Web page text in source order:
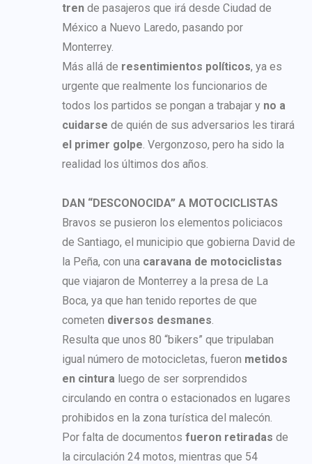
tren de pasajeros que irá desde Ciudad de
México a Nuevo Laredo, pasando por
Monterrey.
Más allá de resentimientos políticos, ya es
urgente que realmente los funcionarios de
todos los partidos se pongan a trabajar y no a
cuidarse de quién de sus adversarios les tirará
el primer golpe . Vergonzoso, pero ha sido la
realidad los últimos dos años.
DAN “DESCONOCIDA” A MOTOCICLISTAS
Bravos se pusieron los elementos policiacos
de Santiago, el municipio que gobierna David de
la Peña, con una caravana de motociclistas
que viajaron de Monterrey a la presa de La
Boca, ya que han tenido reportes de que
cometen diversos desmanes
Resulta que unos 80 “bikers” que tripulaban
igual número de motocicletas, fueron metidos
en cintura luego de ser sorprendidos
circulando en contra o estacionados en lugares
prohibidos en la zona turística del malecón.
Por falta de documentos fueron retiradas de
la circulación 24 motos, mientras que 54